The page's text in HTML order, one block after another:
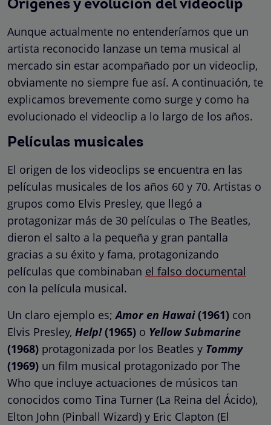
Orígenes y evolución del videoclip
Aunque actualmente no entenderíamos que un
artista reconocido lanzase un tema musical al
mercado sin estar acompañado por un videoclip,
obviamente no siempre fue así. A continuación, te
explicamos brevemente como surge y como ha
evolucionado el videoclip a lo largo de los años.
Películas musicales
El origen de los videoclips se encuentra en las
películas musicales de los años 60 y 70. Artistas o
grupos como Elvis Presley, que llegó a
protagonizar más de 30 películas o The Beatles,
dieron el salto a la pequeña y gran pantalla
gracias a su éxito y fama, protagonizando
películas que combinaban el falso documental
con la película musical.
Un claro ejemplo es;Amor en Hawai (1961) con
Elvis Presley, Help!(1965) o Yellow Submarine
(1968) protagonizada por los Beatles y Tommy
(1969) un film musical protagonizado por The
Who que incluye actuaciones de músicos tan
conocidos como Tina Turner (La Reina del Ácido),
Elton John (Pinball Wizard) y Eric Clapton (El